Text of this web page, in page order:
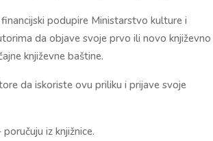
financijski podupire Ministarstvo kulture i
da objave svoje prvo ili novo književno
književne baštine.
da iskoriste ovu priliku i prijave svoje
iz knjižnice.